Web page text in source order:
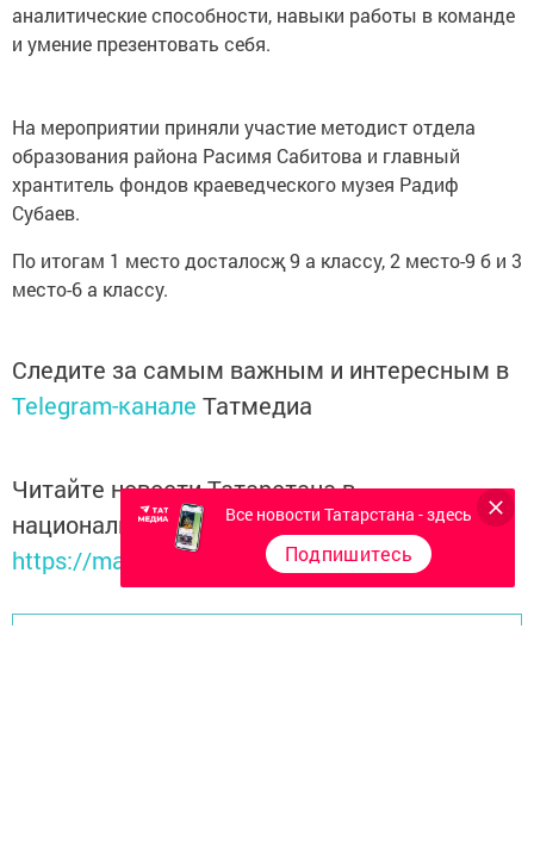
аналитические способности, навыки работы в команде
и умение презентовать себя.
На мероприятии приняли участие методист отдела
образования района Расимя Сабитова и главный
хрантитель фондов краеведческого музея Радиф
Субаев.
По итогам 1 место досталосҗ 9 а классу, 2 место-9 б и 3
место-6 а классу.
Следите за самым важным и интересным в
Telegram-канале Татмедиа
Читайте новости Татарстана в
национальном мессенджере MАХ:
https://max.ru/tatmedia
Все новости Татарстана - здесь
Подпишитесь